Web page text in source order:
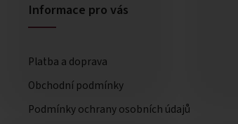
Informace pro vás
Platba a doprava
Obchodní podmínky
Podmínky ochrany osobních údajů